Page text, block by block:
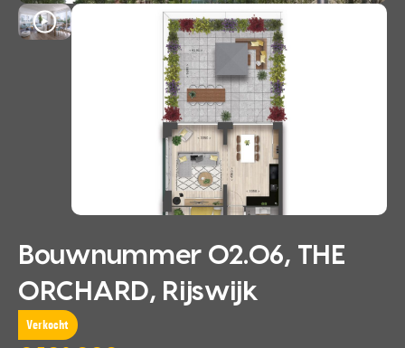
Bouwnummer 02.06, THE
ORCHARD, Rijswijk
Verkocht